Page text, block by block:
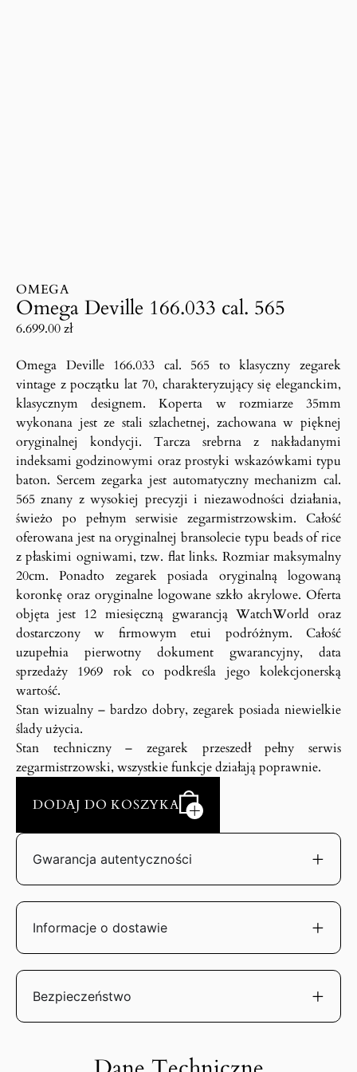
OMEGA
Omega Deville 166.033 cal. 565
6.699.00zł
Omega Deville 166.033 cal. 565 to klasyczny zegarek
vintage z początku lat 70, charakteryzujący się eleganckim,
klasycznym designem. Koperta w rozmiarze 35mm
wykonana jest ze stali szlachetnej, zachowana w pięknej
oryginalnej kondycji. Tarcza srebrna z nakładanymi
indeksami godzinowymi oraz prostyki wskazówkami typu
baton. Sercem zegarka jest automatyczny mechanizm cal.
565 znany z wysokiej precyzji i niezawodności działania,
świeżo po pełnym serwisie zegarmistrzowskim. Całość
oferowana jest na oryginalnej bransolecie typu beads of rice
z płaskimi ogniwami, tzw. flat links. Rozmiar maksymalny
20cm. Ponadto zegarek posiada oryginalną logowaną
koronkę oraz oryginalne logowane szkło akrylowe. Oferta
objęta jest 12 miesięczną gwarancją WatchWorld oraz
dostarczony w firmowym etui podróżnym. Całość
uzupełnia pierwotny dokument gwarancyjny, data
sprzedaży 1969 rok co podkreśla jego kolekcjonerską
wartość.
Stan wizualny – bardzo dobry, zegarek posiada niewielkie
ślady użycia.
Stan techniczny – zegarek przeszedł pełny serwis
zegarmistrzowski, wszystkie funkcje działają poprawnie.
DODAJ DO KOSZYKA
Gwarancja autentyczności
Informacje o dostawie
Bezpieczeństwo